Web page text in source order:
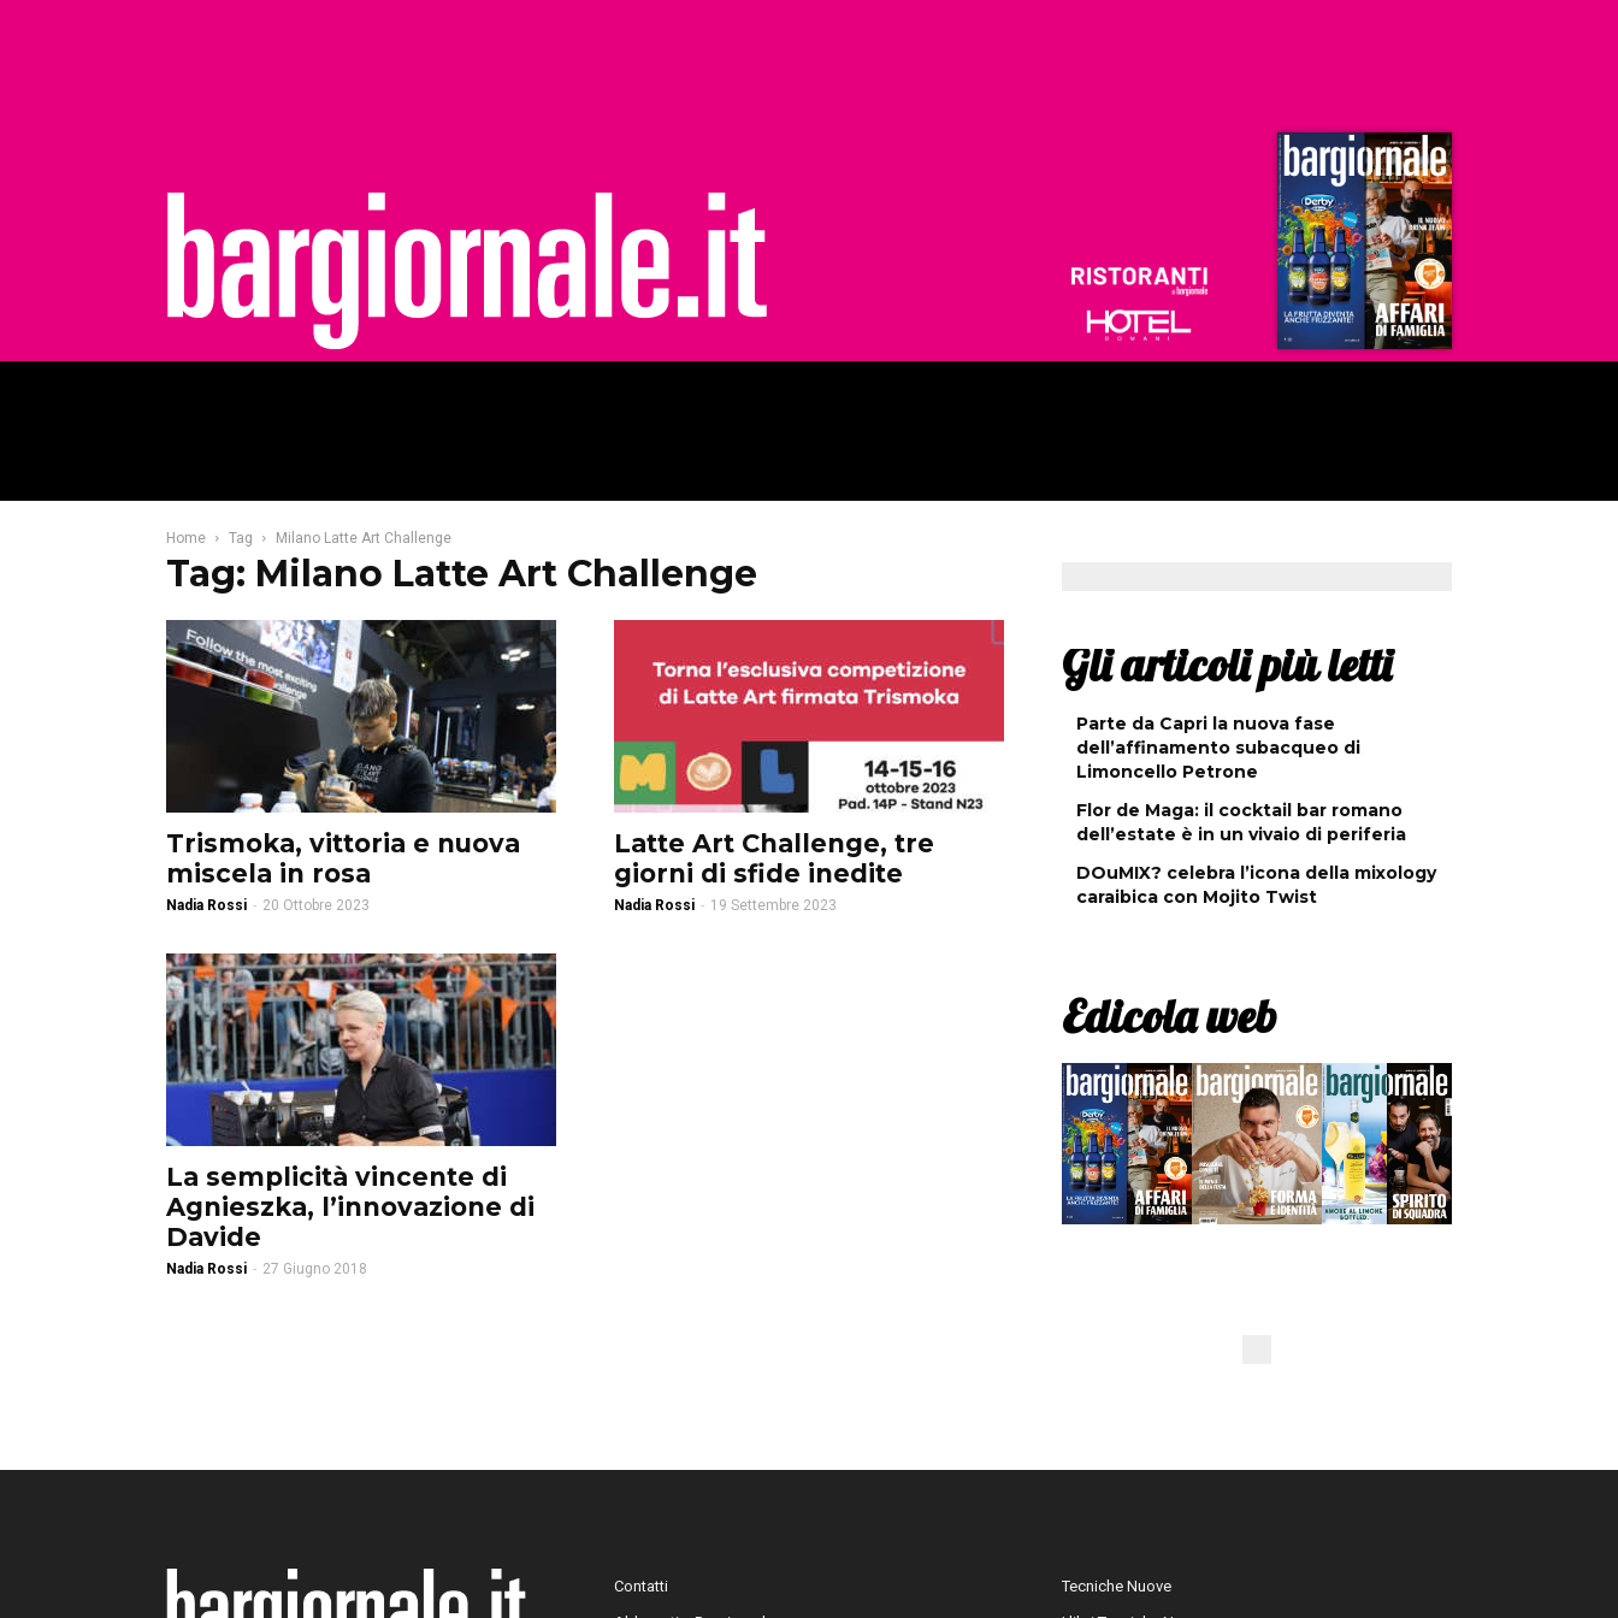
Ristoranti
Hoteldomani
Home Tag Milano Latte Art Challenge
Tag: Milano Latte Art Challenge
Trismoka, vittoria e nuova
miscela in rosa
Nadia Rossi - 20 Ottobre 2023
Latte Art Challenge, tre
giorni di sfide inedite
Nadia Rossi - 19 Settembre 2023
La semplicità vincente di
Agnieszka, l’innovazione di
Davide
Nadia Rossi - 27 Giugno 2018
Gli articoli più letti
Parte da Capri la nuova fase
dell’affinamento subacqueo di
Limoncello Petrone
Flor de Maga: il cocktail bar romano
dell’estate è in un vivaio di periferia
DOuMIX? celebra l’icona della mixology
caraibica con Mojito Twist
Edicola web
Contatti
Tecniche Nuove